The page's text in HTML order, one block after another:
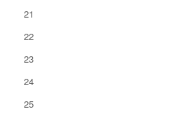
21
22
23
24
25